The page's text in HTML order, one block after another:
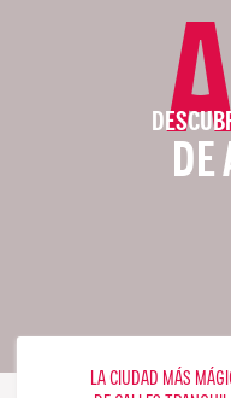
LA CIUDAD MÁS